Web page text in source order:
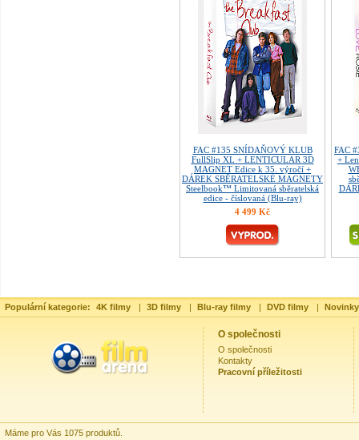
FAC #135 SNÍDAŇOVÝ KLUB
FullSlip XL + LENTICULAR 3D
MAGNET Edice k 35. výročí +
DÁREK SBĚRATELSKÉ MAGNETY
Steelbook™ Limitovaná sběratelská
edice - číslovaná (Blu-ray)
4 499 Kč
FAC
+
Populární kategorie: 4K filmy | 3D filmy | Blu-ray filmy | DVD filmy |
O společnosti
O společnosti
Kontakty
Pracovní příležitosti
Máme pro Vás 1075 produktů.